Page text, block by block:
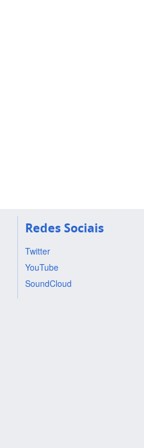
Redes Sociais
Twitter
YouTube
SoundCloud